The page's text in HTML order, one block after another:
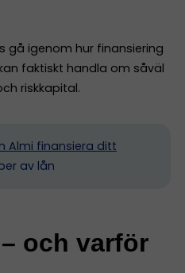
gå igenom hur finansiering
faktiskt handla om såväl
riskkapital.
Almi finansiera ditt
av lån
och varför